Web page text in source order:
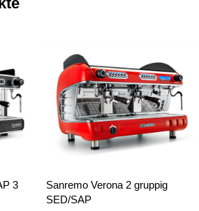
3
Sanremo Verona 2 gruppig
SED/SAP